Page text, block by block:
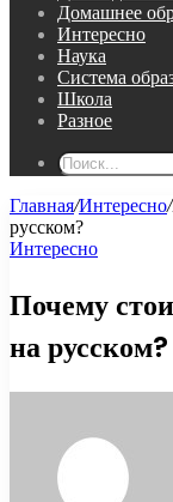
Домашнее
Интересно
Наука
Система
Школа
Разное
Главная/Интересно/
русском?
Интересно
Почему
на русском?